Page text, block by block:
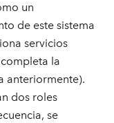
un
de este sistema
servicios
la
anteriormente).
dos roles
se